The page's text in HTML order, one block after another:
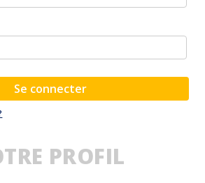
Se connecter
PROFIL